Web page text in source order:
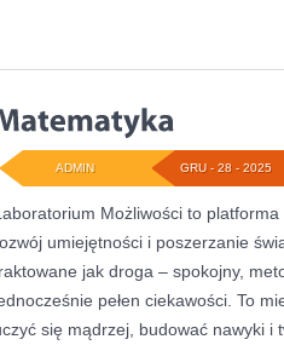
GRU - 28 - 2025
ADMIN
Możliwości to
umiejętności i poszerzanie
jak droga – spokojny,
pełen ciekawości. To
się mądrzej, budować nawyki i